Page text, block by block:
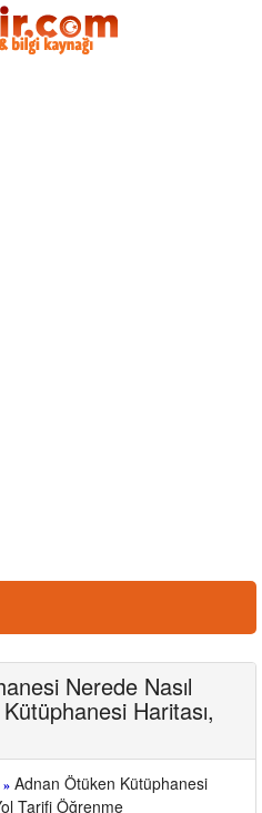
Nerede Nasıl
Haritası,
» Adnan Ötüken Kütüphanesi
Tarifi Öğrenme